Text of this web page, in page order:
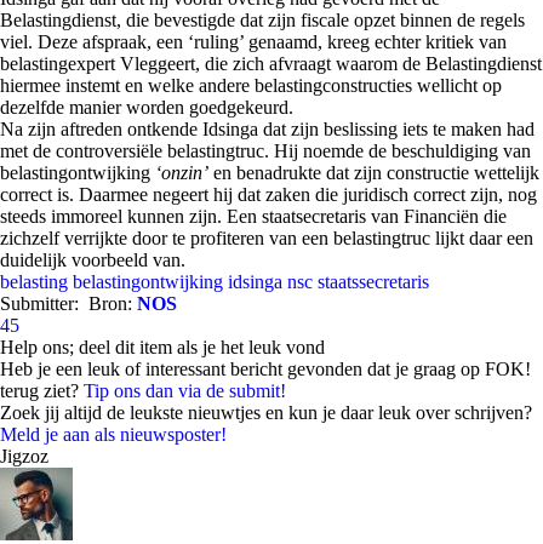
Belastingdienst, die bevestigde dat zijn fiscale opzet binnen de regels
viel. Deze afspraak, een ‘ruling’ genaamd, kreeg echter kritiek van
belastingexpert Vleggeert, die zich afvraagt waarom de Belastingdienst
hiermee instemt en welke andere belastingconstructies wellicht op
dezelfde manier worden goedgekeurd.
Na zijn aftreden ontkende Idsinga dat zijn beslissing iets te maken had
met de controversiële belastingtruc. Hij noemde de beschuldiging van
belastingontwijking ‘onzin’ en benadrukte dat zijn constructie wettelijk
correct is. Daarmee negeert hij dat zaken die juridisch correct zijn, nog
steeds immoreel kunnen zijn. Een staatsecretaris van Financiën die
zichzelf verrijkte door te profiteren van een belastingtruc lijkt daar een
duidelijk voorbeeld van.
belasting belastingontwijking idsinga nsc staatssecretaris
Submitter: Bron: NOS
45
Help ons; deel dit item als je het leuk vond
Heb je een leuk of interessant bericht gevonden dat je graag op FOK!
terug ziet? Tip ons dan via de submit!
Zoek jij altijd de leukste nieuwtjes en kun je daar leuk over schrijven?
Meld je aan als nieuwsposter!
Jigzoz